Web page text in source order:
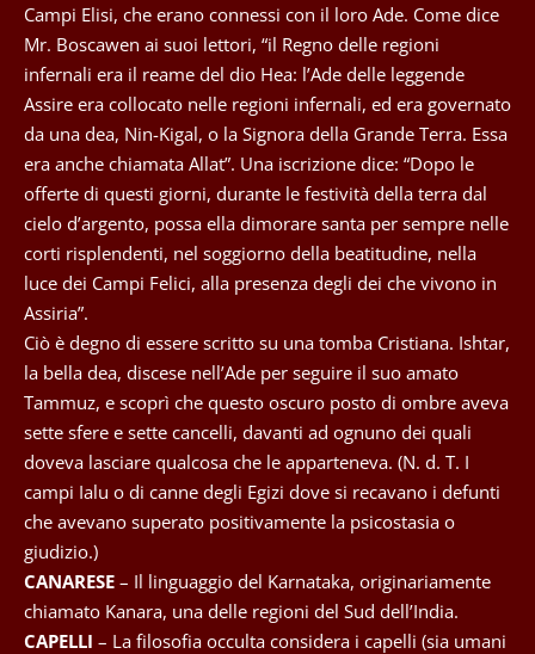
Campi Elisi, che erano connessi con il loro Ade. Come dice
Mr. Boscawen ai suoi lettori, “il Regno delle regioni
infernali era il reame del dio Hea: l’Ade delle leggende
Assire era collocato nelle regioni infernali, ed era governato
da una dea, Nin-Kigal, o la Signora della Grande Terra. Essa
era anche chiamata Allat”. Una iscrizione dice: “Dopo le
offerte di questi giorni, durante le festività della terra dal
cielo d’argento, possa ella dimorare santa per sempre nelle
corti risplendenti, nel soggiorno della beatitudine, nella
luce dei Campi Felici, alla presenza degli dei che vivono in
Assiria”.
Ciò è degno di essere scritto su una tomba Cristiana. Ishtar,
la bella dea, discese nell’Ade per seguire il suo amato
Tammuz, e scoprì che questo oscuro posto di ombre aveva
sette sfere e sette cancelli, davanti ad ognuno dei quali
doveva lasciare qualcosa che le apparteneva. (N. d. T. I
campi Ialu o di canne degli Egizi dove si recavano i defunti
che avevano superato positivamente la psicostasia o
giudizio.)
CANARESE – Il linguaggio del Karnataka, originariamente
chiamato Kanara, una delle regioni del Sud dell’India.
CAPELLI – La filosofia occulta considera i capelli (sia umani